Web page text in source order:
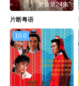
更新第24集
片断粤语
10.0